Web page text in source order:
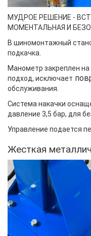
МУДРОЕ РЕШЕНИЕ -
МОМЕНТАЛЬНАЯ И
В шиномонтажный
подкачка.
Манометр закреплен
подход, исключает
обслуживания.
Система накачки
давление 3,5 бар, для
Управление подается
Жесткая